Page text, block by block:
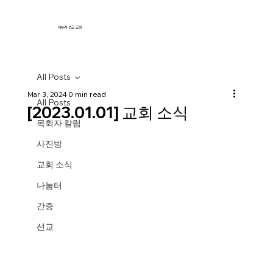
새누리 선교 교회
All Posts
목회자 칼럼
사진방
교회 소식
나눔터
간증
선교
All Posts
[2023.01.01] 교회 소식
Mar 3, 20240 min read